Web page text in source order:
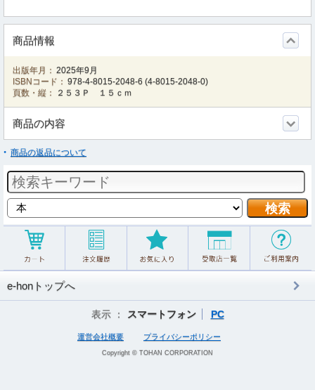
商品情報
出版年月： 2025年9月
ISBNコード： 978-4-8015-2048-6 (4-8015-2048-0)
頁数・縦：
２５３Ｐ １５ｃｍ
商品の内容
商品の返品について
e-honトップへ
表示 ： スマートフォン PC
運営会社概要 プライバシーポリシー
Copyright © TOHAN CORPORATION